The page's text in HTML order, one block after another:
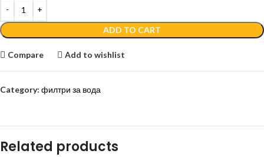
ADD TO CART
Compare Add to wishlist
Category: филтри за вода
Related products